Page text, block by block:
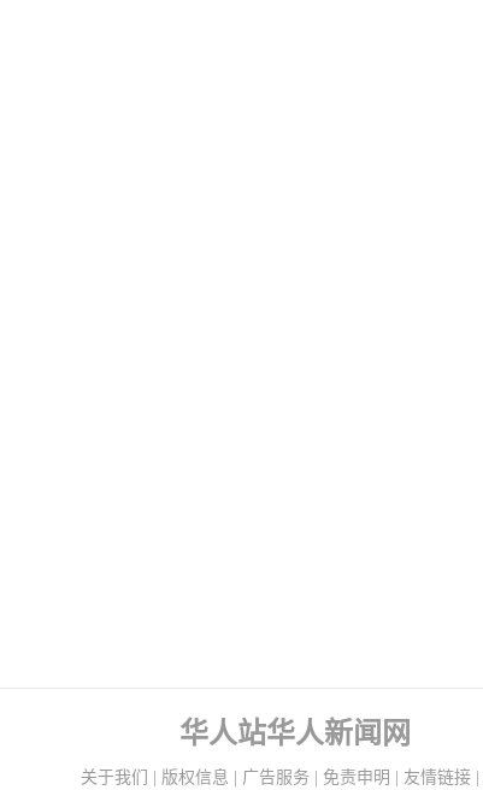
华人站华人新闻网
关于我们 版权信息 广告服务 免责申明 友情链接|